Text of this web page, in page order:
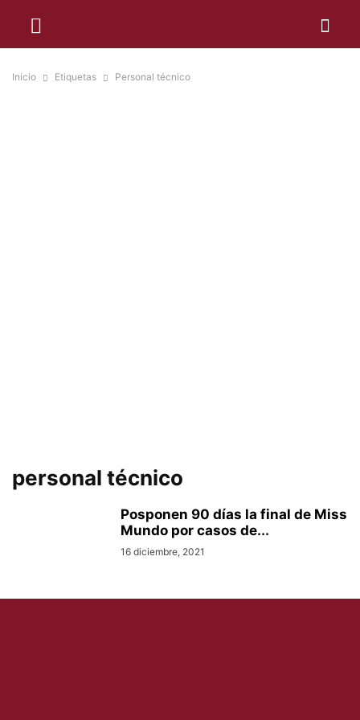
Inicio Etiquetas Personal técnico
personal técnico
Posponen 90 días la final de Miss
Mundo por casos de...
16 diciembre, 2021